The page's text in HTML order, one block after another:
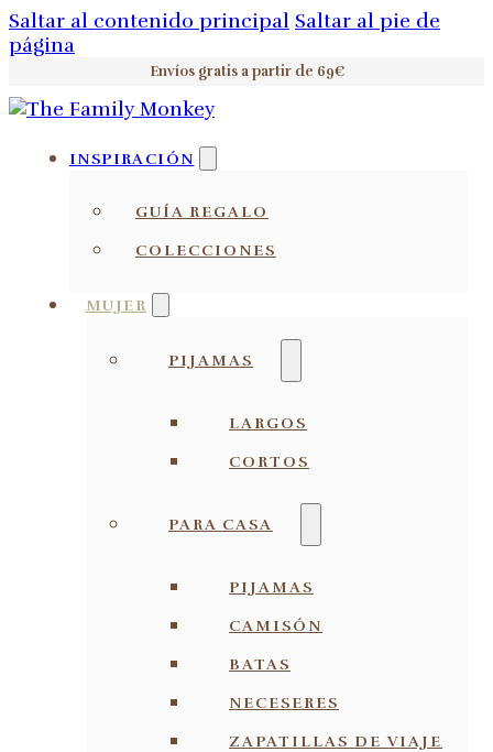
Saltar al contenido principal Saltar al pie de
página
Envíos gratis a partir de 69€
INSPIRACIÓN
GUÍA REGALO
COLECCIONES
MUJER
PIJAMAS
LARGOS
CORTOS
PARA CASA
PIJAMAS
CAMISÓN
BATAS
NECESERES
ZAPATILLAS DE VIAJE